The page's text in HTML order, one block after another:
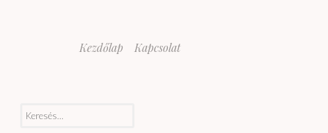
Kezdőlap Kapcsolat